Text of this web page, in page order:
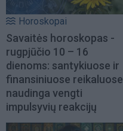
Horoskopai
Savaitės horoskopas -
rugpjūčio 10 – 16
dienoms: santykiuose ir
finansiniuose reikaluose
naudinga vengti
impulsyvių reakcijų